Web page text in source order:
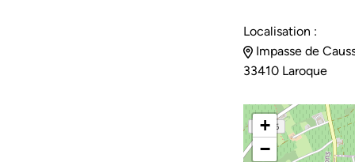
Localisation :
Impasse de
33410 Laroque
+
−